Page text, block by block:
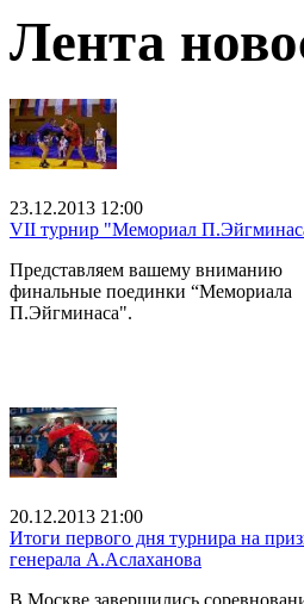
Лента
23.12.2013 12:00
VII турнир "Мемориал
Представляем вашему вниманию
финальные поединки “Мемориала
П.Эйгминаса".
20.12.2013 21:00
Итоги первого дня турнира на
генерала А.Аслаханова